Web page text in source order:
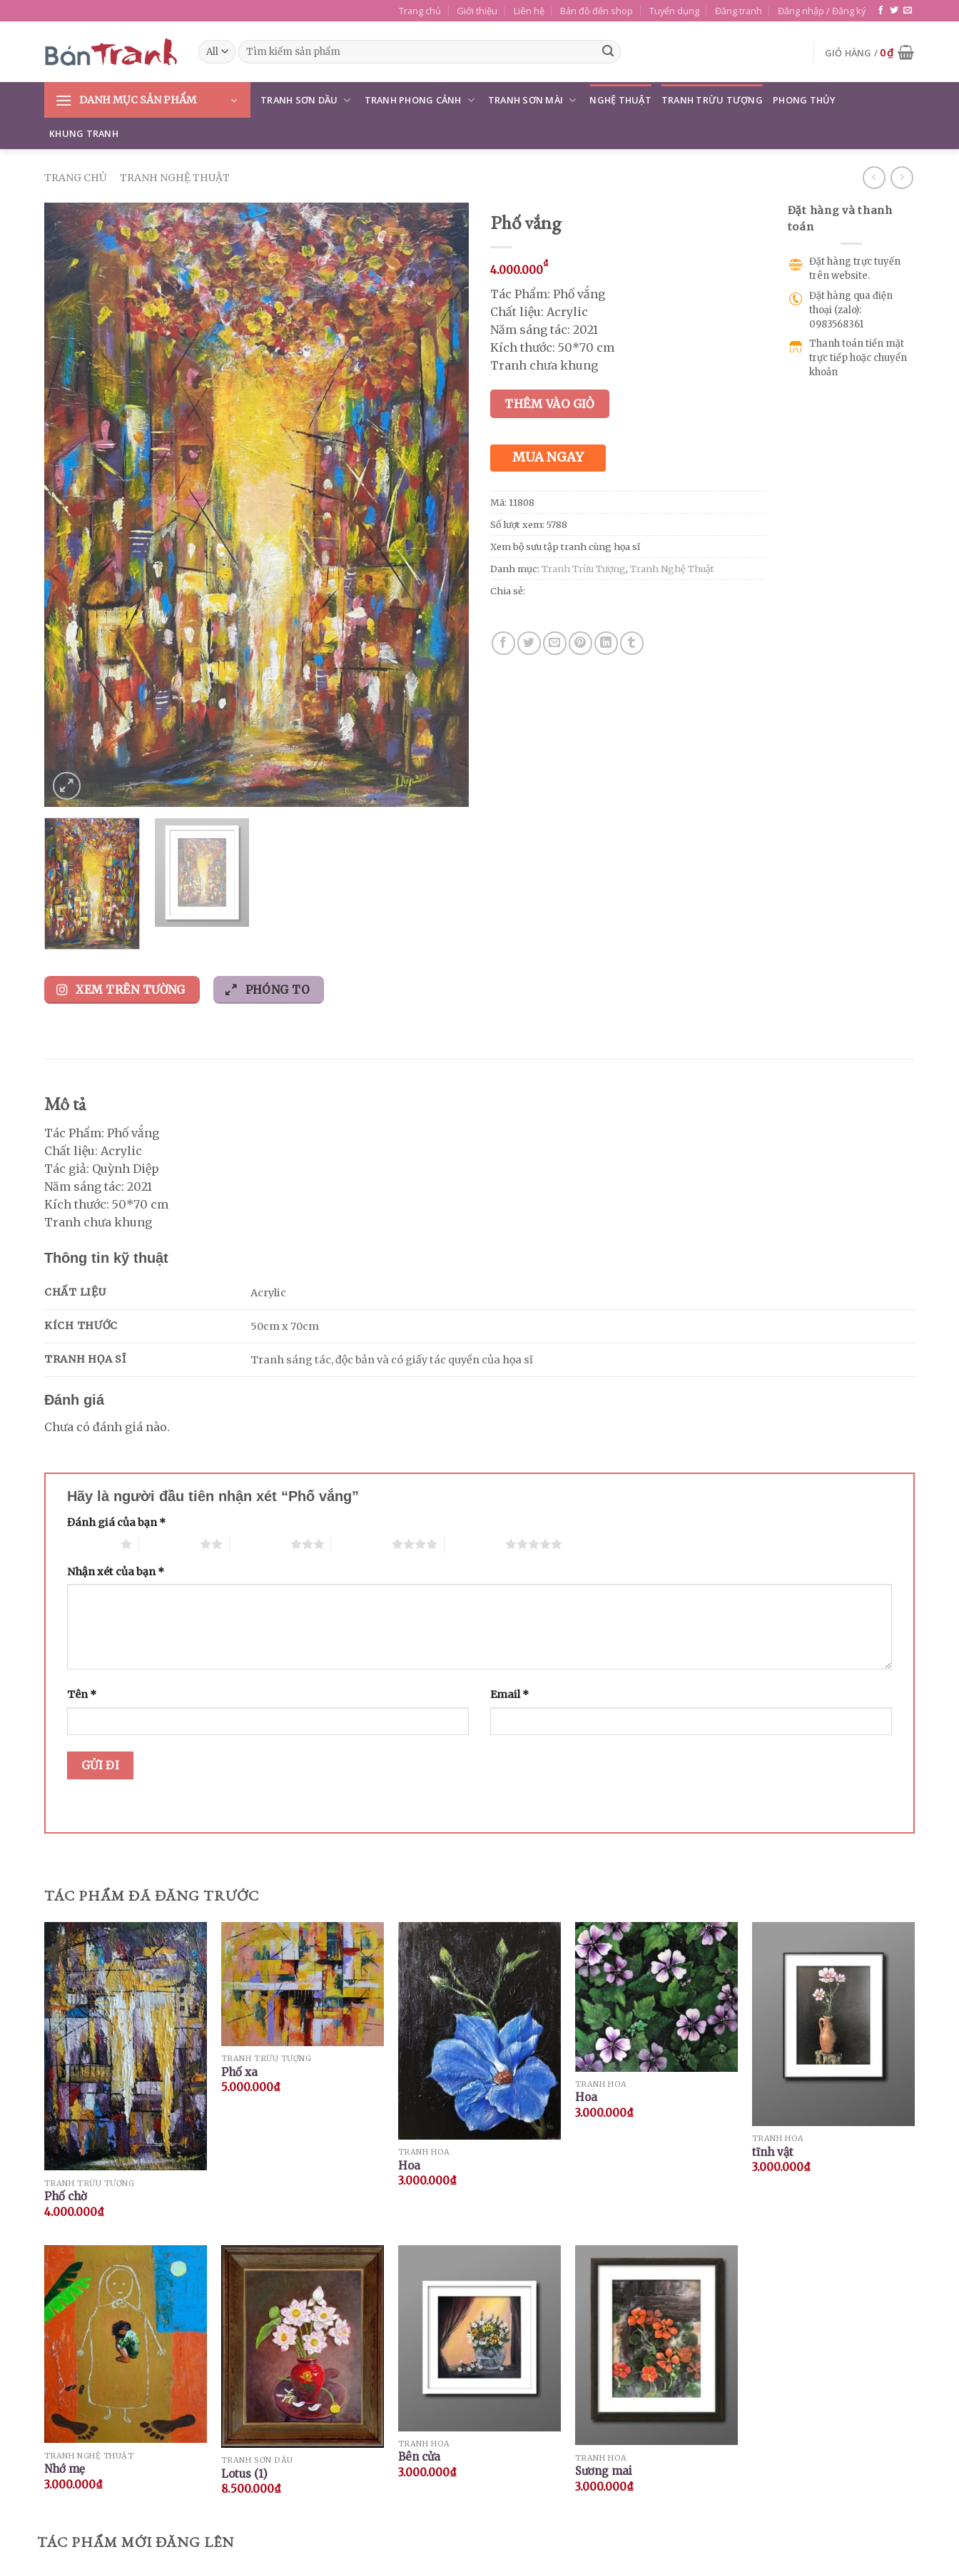
to
Trang chủ Giới thiệu Liên hệ Bản đồ đến shop Tuyển dụng Đăng tranh Đăng nhập / Đăng ký
Tìm
kiếm:
GIỎ HÀNG / 0₫
DANH MỤC SẢN PHẨM TRANH SƠN DẦU TRANH PHONG CẢNH TRANH SƠN MÀI NGHỆ THUẬT TRANH TRỪU TƯỢNG PHONG THỦY
KHUNG TRANH
TRANG CHỦ TRANH NGHỆ THUẬT
XEM TRÊN TƯỜNG PHÓNG TO
Phố vắng
4.000.000₫
Tác Phẩm: Phố vắng
Chất liệu: Acrylic
Năm sáng tác: 2021
Kích thước: 50*70 cm
Tranh chưa khung
THÊM VÀO GIỎ
MUA NGAY
Mã: 11808
Số lượt xem: 5788
Xem bộ sưu tập tranh cùng họa sĩ
Danh mục: Tranh Trừu Tượng, Tranh Nghệ Thuật
Chia sẻ:
Đặt hàng và thanh
toán
Đặt hàng trực tuyến
trên website.
Đặt hàng qua điện
thoại (zalo):
0983568361
Thanh toán tiền mặt
trực tiếp hoặc chuyển
khoản
Mô tả
Tác Phẩm: Phố vắng
Chất liệu: Acrylic
Tác giả: Quỳnh Diệp
Năm sáng tác: 2021
Kích thước: 50*70 cm
Tranh chưa khung
Thông tin kỹ thuật
CHẤT LIỆU Acrylic
KÍCH THƯỚC 50cm x 70cm
TRANH HỌA SĨ Tranh sáng tác, độc bản và có giấy tác quyền của họa sĩ
Đánh giá
Chưa có đánh giá nào.
Hãy là người đầu tiên nhận xét “Phố vắng”
Đánh giá của bạn*
Nhận xét của bạn*
Tên* Email*
TÁC PHẨM ĐÃ ĐĂNG TRƯỚC
TRANH TRỪU TƯỢNG
Phố chờ
4.000.000₫
TRANH TRỪU TƯỢNG
Phố xa
5.000.000₫
TRANH HOA
Hoa
3.000.000₫
TRANH HOA
Hoa
3.000.000₫
TRANH HOA
tĩnh vật
3.000.000₫
TRANH NGHỆ THUẬT
Nhớ mẹ
3.000.000₫
TRANH SƠN DẦU
Lotus (1)
8.500.000₫
TRANH HOA
Bên cửa
3.000.000₫
TRANH HOA
Sương mai
3.000.000₫
TÁC PHẨM MỚI ĐĂNG LÊN